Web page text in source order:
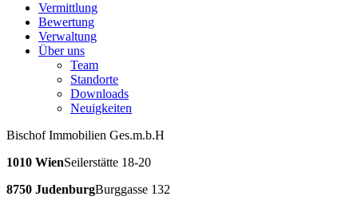
Vermittlung
Bewertung
Verwaltung
Über uns
Team
Standorte
Downloads
Neuigkeiten
Bischof Immobilien Ges.m.b.H
1010 WienSeilerstätte 18-20
8750 JudenburgBurggasse 132